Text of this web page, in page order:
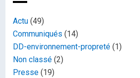
Actu (49)
Communiqués (14)
DD-environnement-propreté (1)
Non classé (2)
Presse (19)